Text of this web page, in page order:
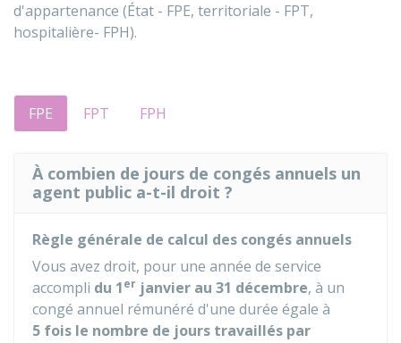
d'appartenance (État - FPE, territoriale - FPT,
hospitalière- FPH).
FPE FPT FPH
À combien de jours de congés annuels un
agent public a-t-il droit ?
Règle générale de calcul des congés annuels
Vous avez droit, pour une année de service
accompli du 1er janvier au 31 décembre, à un
congé annuel rémunéré d'une durée égale à
5 fois le nombre de jours travaillés par